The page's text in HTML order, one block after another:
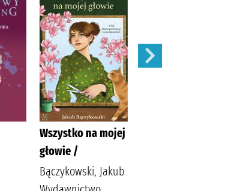
Wszystko na mojej
głowie /
Bączykowski, Jakub